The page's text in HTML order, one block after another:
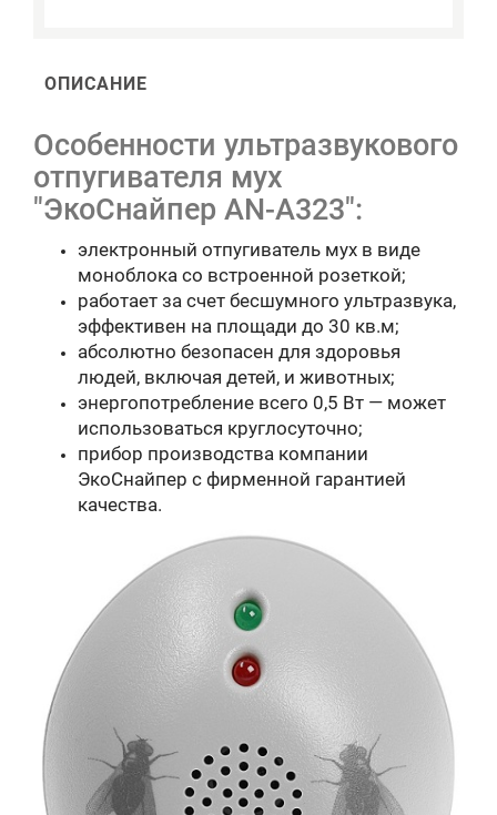
ОПИСАНИЕ
Особенности ультразвукового
отпугивателя мух
"ЭкоСнайпер AN-A323":
электронный отпугиватель мух в виде
моноблока со встроенной розеткой;
работает за счет бесшумного ультразвука,
эффективен на площади до 30 кв.м;
абсолютно безопасен для здоровья
людей, включая детей, и животных;
энергопотребление всего 0,5 Вт — может
использоваться круглосуточно;
прибор производства компании
ЭкоСнайпер с фирменной гарантией
качества.